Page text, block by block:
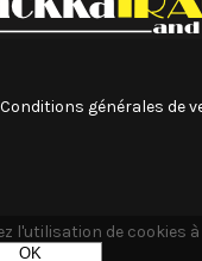
Conditions générales de
l'utilisation de cookies
OK